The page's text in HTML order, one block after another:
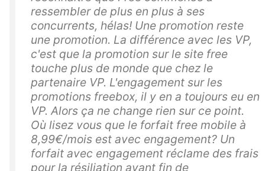
ressembler de plus en plus à ses
concurrents, hélas! Une promotion reste
une promotion. La différence avec les VP,
c'est que la promotion sur le site free
touche plus de monde que chez le
partenaire VP. L'engagement sur les
promotions freebox, il y en a toujours eu en
VP. Alors ça ne change rien sur ce point.
Où lisez vous que le forfait free mobile à
8,99€/mois est avec engagement? Un
forfait avec engagement réclame des frais
pour la résiliation avant fin de